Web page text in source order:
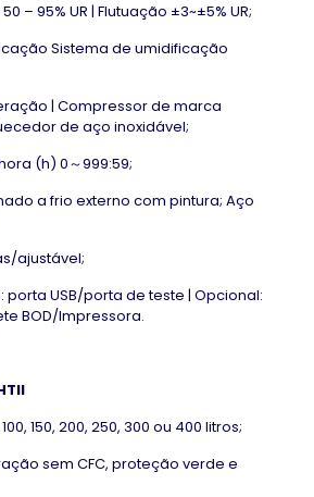
– 95% UR | Flutuação ±3~±5% UR;
Sistema de umidificação
| Compressor de marca
de aço inoxidável;
(h) 0～999:59;
a frio externo com pintura; Aço
ajustável;
porta USB/porta de teste | Opcional:
BOD/Impressora.
150, 200, 250, 300 ou 400 litros;
sem CFC, proteção verde e